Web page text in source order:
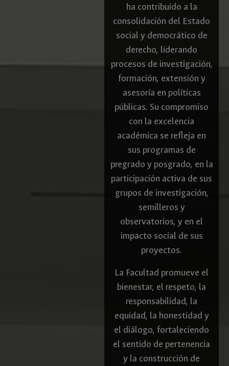
ha contribuido a la
consolidación del Estado
social y democrático de
derecho, liderando
procesos de investigación,
formación, extensión y
asesoría en políticas
públicas. Su compromiso
con la excelencia
académica se refleja en
sus programas de
pregrado y posgrado, en la
participación activa de sus
grupos de investigación,
semilleros y
observatorios, y en el
impacto social de sus
proyectos.
La Facultad promueve el
bienestar, el respeto, la
responsabilidad, la
equidad, la honestidad y
el diálogo, fortaleciendo
el sentido de pertenencia
y la construcción de